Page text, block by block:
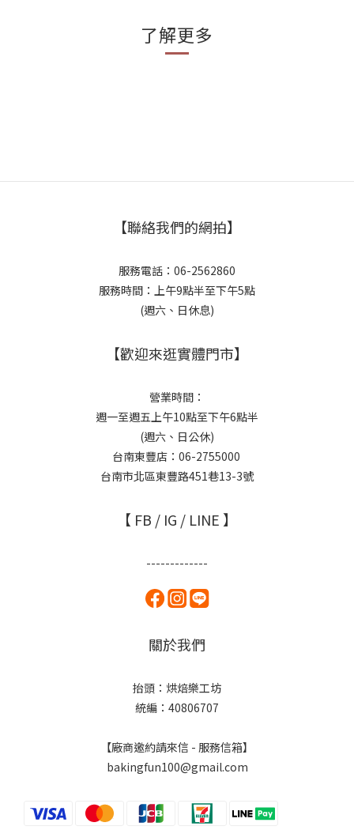
了解更多
【聯絡我們的網拍】
服務電話：06-2562860
服務時間：上午9點半至下午5點
(週六、日休息)
【歡迎來逛實體門市】
營業時間：
週一至週五上午10點至下午6點半
(週六、日公休)
台南東豐店：06-2755000
台南市北區東豐路451巷13-3號
【 FB / IG / LINE 】
-------------
關於我們
抬頭：烘焙樂工坊
統編：40806707
【廠商邀約請來信 - 服務信箱】
bakingfun100@gmail.com